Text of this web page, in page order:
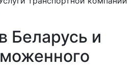
Беларусь и